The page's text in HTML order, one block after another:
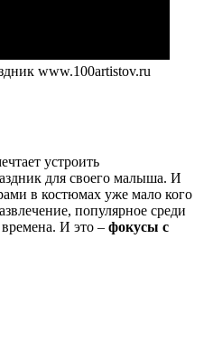
www.100artistov.ru
устроить
для своего малыша. И
в костюмах уже мало кого
популярное среди
времена. И это – фокусы с